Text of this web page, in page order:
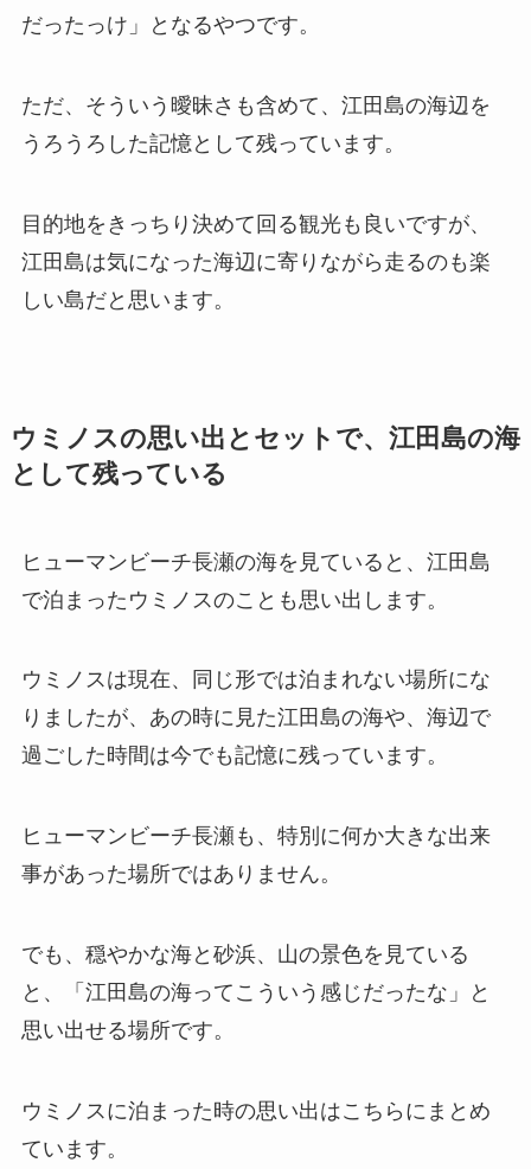
だったっけ」となるやつです。
ただ、そういう曖昧さも含めて、江田島の海辺を
うろうろした記憶として残っています。
目的地をきっちり決めて回る観光も良いですが、
江田島は気になった海辺に寄りながら走るのも楽
しい島だと思います。
ウミノスの思い出とセットで、江田島の海
として残っている
ヒューマンビーチ長瀬の海を見ていると、江田島
で泊まったウミノスのことも思い出します。
ウミノスは現在、同じ形では泊まれない場所にな
りましたが、あの時に見た江田島の海や、海辺で
過ごした時間は今でも記憶に残っています。
ヒューマンビーチ長瀬も、特別に何か大きな出来
事があった場所ではありません。
でも、穏やかな海と砂浜、山の景色を見ている
と、「江田島の海ってこういう感じだったな」と
思い出せる場所です。
ウミノスに泊まった時の思い出はこちらにまとめ
ています。